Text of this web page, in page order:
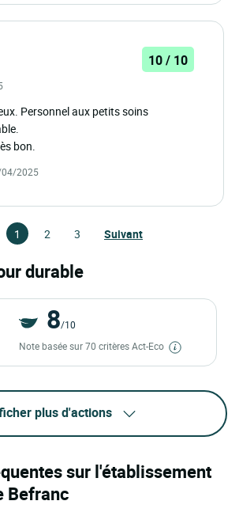
10 / 10
Personnel aux petits soins
bon.
04/2025
1 2 3 Suivant
durable
8/10
Note basée sur 70 critères Act-Eco
plus d'actions
sur l'établissement
Befranc